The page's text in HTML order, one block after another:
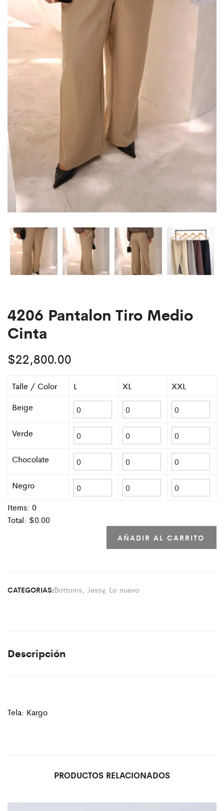
4206 Pantalon Tiro Medio
Cinta
$22,800.00
Talle / Color L XL
XXL
Beige
Verde
Chocolate
Negro
Items: 0
Total: $0.00
AÑADIR AL CARRITO
CATEGORIAS:Bottoms, Jessy, Lo nuevo
Descripción
Tela: Kargo
PRODUCTOS RELACIONADOS